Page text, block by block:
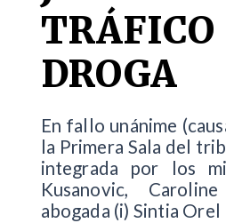
TRÁFICO
DROGA
En fallo unánime
la Primera Sala del
integrada por los
Kusanovic,
abogada (i) Sintia Orel